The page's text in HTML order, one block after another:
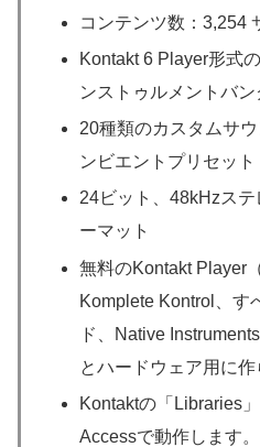
コンテンツ数：3,254
Kontakt 6 Player形式
ンストゥルメントバン
20種類のカスタムサ
ンビエントプリセット
24ビット、48kHzス
ーマット
無料のKontakt Player
Komplete Kontrol、す
ド、Native
とハードウェア用に作
Kontaktの「Libraries
Accessで動作します。